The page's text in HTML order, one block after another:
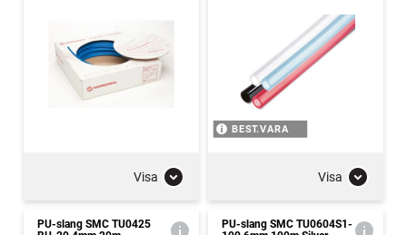
Visa
BEST.VARA
Visa
PU-slang SMC TU0425
PU-slang SMC TU0604S1-